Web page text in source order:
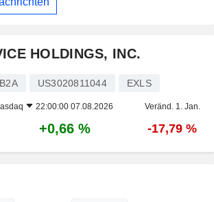
HOLDINGS, INC.
US3020811044 EXLS
22:00:00 07.08.2026 Veränd. 1. Jan.
+0,66 % -17,79 %